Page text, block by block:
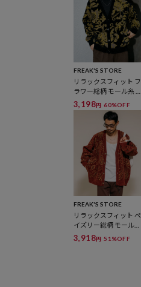
FREAK'S STORE
リラックスフィット フ
ラワー総柄 モール糸 ニ
ットカーディガン
3,198円 60%OFF
FREAK'S STORE
リラックスフィット ペ
イズリー総柄 モール糸
ニットカーディガン
3,918円 51%OFF